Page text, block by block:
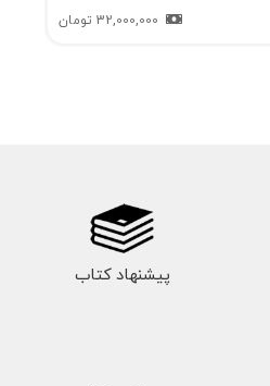
32,000,000 تومان
پیشنهاد کتاب